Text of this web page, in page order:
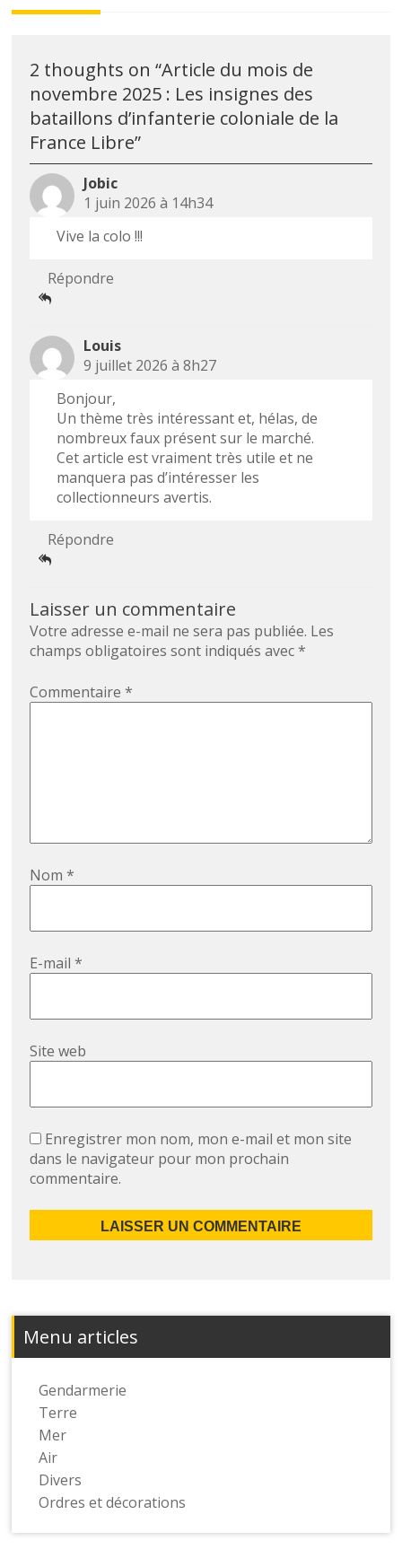
2 thoughts on “Article du mois de
novembre 2025 : Les insignes des
bataillons d’infanterie coloniale de la
France Libre”
Jobic
1 juin 2026 à 14h34
Vive la colo !!!
Répondre
Louis
9 juillet 2026 à 8h27
Bonjour,
Un thème très intéressant et, hélas, de
nombreux faux présent sur le marché.
Cet article est vraiment très utile et ne
manquera pas d’intéresser les
collectionneurs avertis.
Répondre
Laisser un commentaire
Votre adresse e-mail ne sera pas publiée. Les
champs obligatoires sont indiqués avec*
Commentaire*
Nom*
E-mail*
Site web
Enregistrer mon nom, mon e-mail et mon site
dans le navigateur pour mon prochain
commentaire.
Menu articles
Gendarmerie
Terre
Mer
Air
Divers
Ordres et décorations